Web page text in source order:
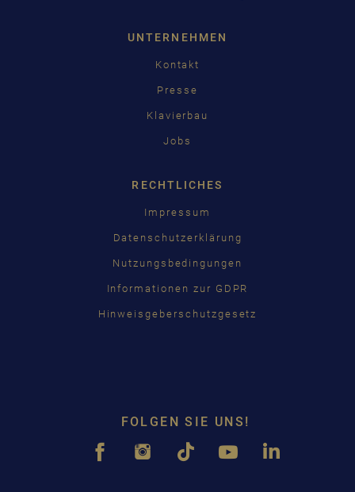
UNTERNEHMEN
Kontakt
Presse
Klavierbau
Jobs
RECHTLICHES
Impressum
Datenschutzerklärung
Nutzungsbedingungen
Informationen zur GDPR
Hinweisgeberschutzgesetz
FOLGEN SIE UNS!